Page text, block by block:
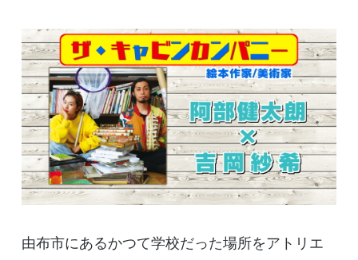
由布市にあるかつて学校だった場所をアトリエ